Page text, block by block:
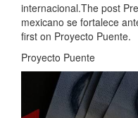
internacional.The post
mexicano se fortalece
first on Proyecto Puente.
Proyecto Puente